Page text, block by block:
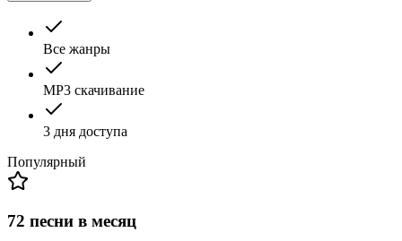
Все жанры
MP3 скачивание
3 дня доступа
Популярный
72 песни в месяц